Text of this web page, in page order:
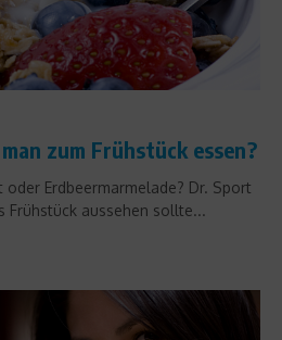
zum Frühstück essen?
Erdbeermarmelade? Dr. Sport
Frühstück aussehen sollte...